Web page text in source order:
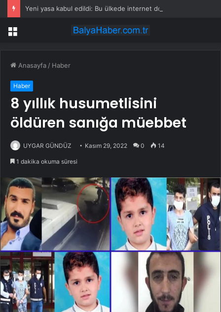
Menü
Anasayfa / Haber
Haber
8 yıllık husumetlisini
öldüren sanığa müebbet
UYGAR GÜNDÜZ Kasım 29, 2022 0 14
1 dakika okuma süresi